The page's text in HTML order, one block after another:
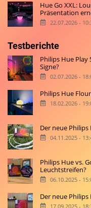
Hue Go XXL:
Präsentation
22.07.2026 -
Testberichte
Philips Hue
Signe?
02.07.2026 -
Philips Hue
18.02.2026 -
Der neue
04.11.2025 -
Philips Hue vs.
Leuchtstreifen?
06.10.2025 -
Der neue
17.09.2025 -